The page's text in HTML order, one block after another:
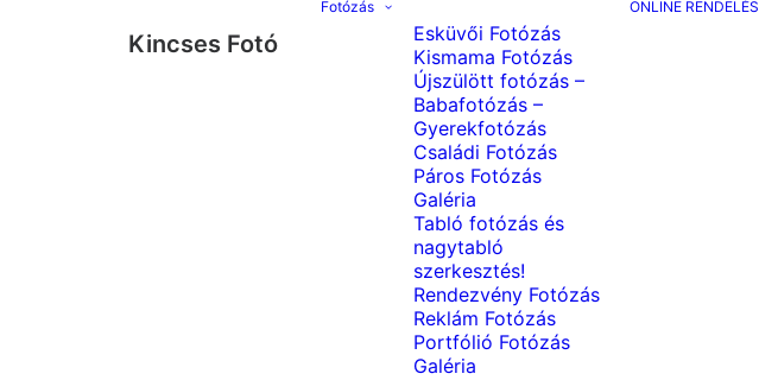
Kincses Fotó
Fotózás
Esküvői Fotózás
Kismama Fotózás
Újszülött fotózás –
Babafotózás –
Gyerekfotózás
Családi Fotózás
Páros Fotózás
Galéria
Tabló fotózás és
nagytabló
szerkesztés!
Rendezvény Fotózás
Reklám Fotózás
Portfólió Fotózás
Galéria
ONLINE RENDELÉS